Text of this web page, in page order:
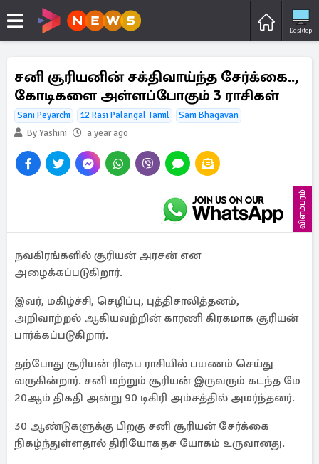
Desktop
சனி சூரியனின் சக்திவாய்ந்த சேர்க்கை..,
கோடிகளை அள்ளப்போகும் 3 ராசிகள்
Sani Peyarchi 12 Rasi Palangal Tamil
Sani Bhagavan
By Yashini
a year ago
விளம்பரம்
நவகிரங்களில் சூரியன் அரசன் என
அழைக்கப்படுகிறார்.
இவர், மகிழ்ச்சி, செழிப்பு, புத்திசாலித்தனம்,
அறிவாற்றல் ஆகியவற்றின் காரணி கிரகமாக சூரியன்
பார்க்கப்படுகிறார்.
தற்போது சூரியன் ரிஷப ராசியில் பயணம் செய்து
வருகின்றார். சனி மற்றும் சூரியன் இருவரும் கடந்த மே
20ஆம் திகதி அன்று 90 டிகிரி அம்சத்தில் அமர்ந்தனர்.
30 ஆண்டுகளுக்கு பிறகு சனி சூரியன் சேர்க்கை
நிகழ்ந்துள்ளதால் திரியோகதச யோகம் உருவானது.